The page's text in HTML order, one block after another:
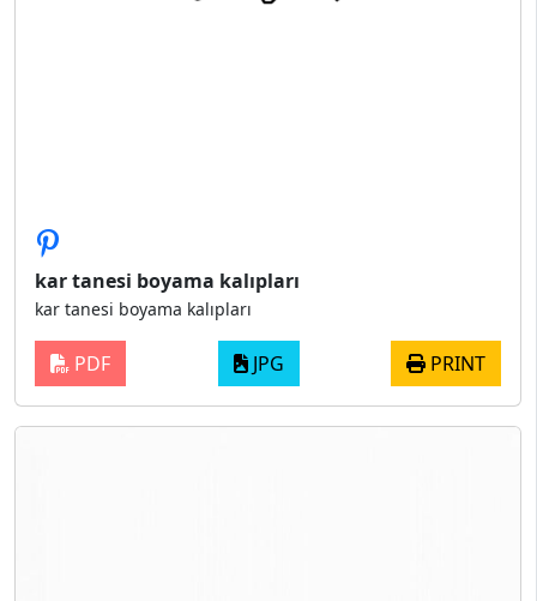
kar tanesi boyama kalıpları
kar tanesi boyama kalıpları
PDF JPG PRINT